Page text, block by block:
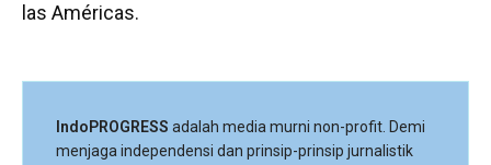
las Américas.
IndoPROGRESS adalah media murni non-profit. Demi
menjaga independensi dan prinsip-prinsip jurnalistik